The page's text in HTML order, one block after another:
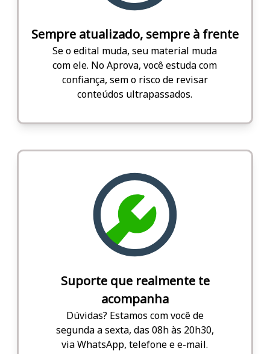
Sempre atualizado, sempre à frente
Se o edital muda, seu material muda
com ele. No Aprova, você estuda com
confiança, sem o risco de revisar
conteúdos ultrapassados.
Suporte que realmente te
acompanha
Dúvidas? Estamos com você de
segunda a sexta, das 08h às 20h30,
via WhatsApp, telefone e e-mail.